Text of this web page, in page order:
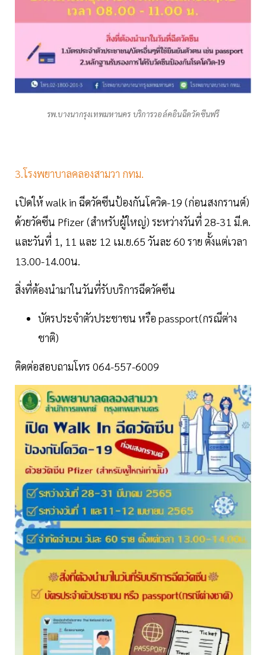
รพ.บางนากรุงเทพมหานคร บริการวอล์คอินฉีดวัคซีนฟรี
3.โรงพยาบาลคลองสามวา กทม.
เปิดให้ walk in ฉีดวัคซีนป้องกันโควิด-19 (ก่อนสงกรานต์)
ด้วยวัคซีน Pfizer (สำหรับผู้ใหญ่) ระหว่างวันที่ 28-31 มี.ค.
และวันที่ 1, 11 และ 12 เม.ย.65 วันละ 60 ราย ตั้งแต่เวลา
13.00-14.00น.
สิ่งที่ต้องนำมาในวันที่รับบริการฉีดวัคซีน
บัตรประจำตัวประชาชน หรือ passport(กรณีต่าง
ชาติ)
ติดต่อสอบถามโทร 064-557-6009